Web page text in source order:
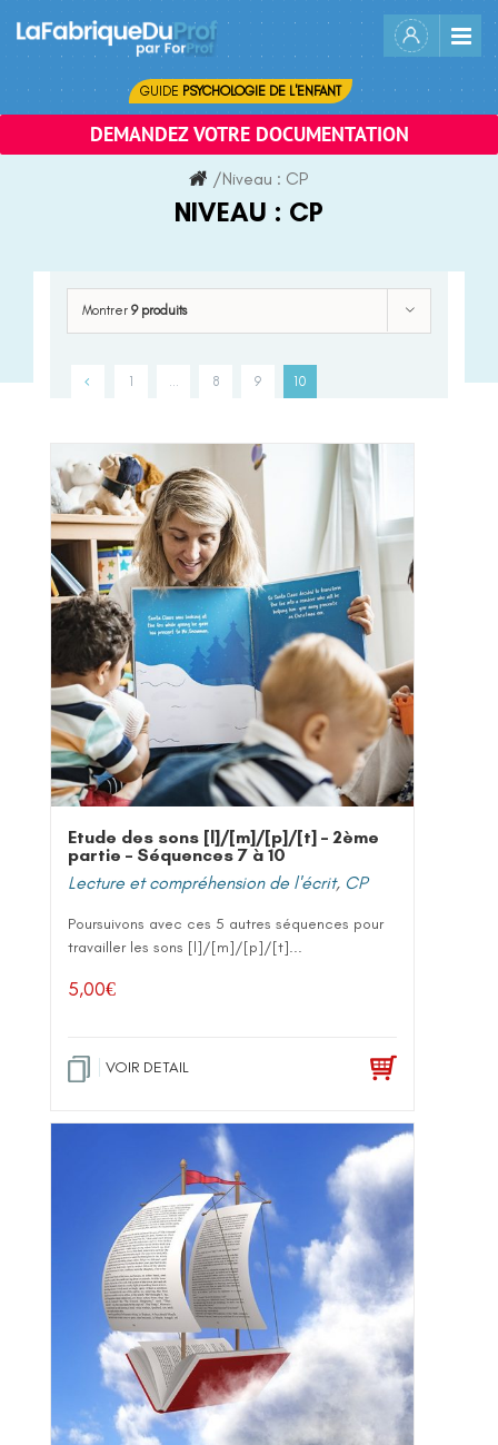
content
GUIDE PSYCHOLOGIE DE L'ENFANT
DEMANDEZ VOTRE DOCUMENTATION
/Niveau : CP
NIVEAU : CP
Montrer 9 produits
1 8 9 10
Etude des sons [l]/[m]/[p]/[t] – 2ème
partie – Séquences 7 à 10
Lecture et compréhension de l'écrit, CP
Poursuivons avec ces 5 autres séquences pour
travailler les sons [l]/[m]/[p]/[t]...
5,00€
VOIR DETAIL